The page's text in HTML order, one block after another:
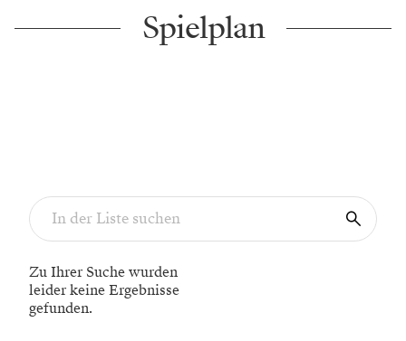
Spielplan
Zu Ihrer Suche wurden
leider keine Ergebnisse
gefunden.